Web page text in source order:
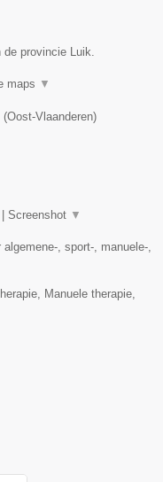
provincie Luik.
maps ▼
(Oost-Vlaanderen)
| Screenshot ▼
, sport-, manuele-,
Manuele therapie,